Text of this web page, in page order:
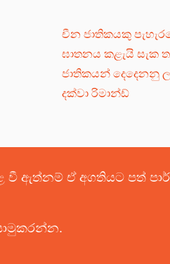
චීන ජාතිකයකු
ඝාතනය කළැයි සැක
ජාතිකයන් දෙදෙනනු
දක්වා රිමාන්ඩ්
වී ඇත්නම් ඒ අගතියට පත්